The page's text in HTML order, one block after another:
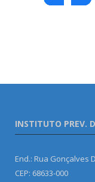
INSTITUTO PREV.
End.: Rua Gonçalves
CEP: 68633-000